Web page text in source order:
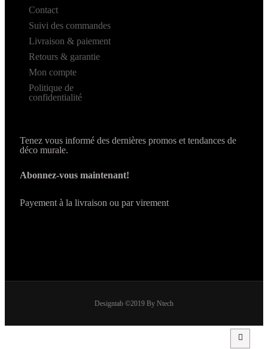
Contact
Suivi des commandes
Livraison & paiement
Retours & garantie
Mon compte
Politique de
confidentialité
Tenez vous informé des dernières promos et tendances de
déco murale.
Abonnez-vous maintenant!
Payement à la livraison ou par virement
Designtab ©2019 By Ntech